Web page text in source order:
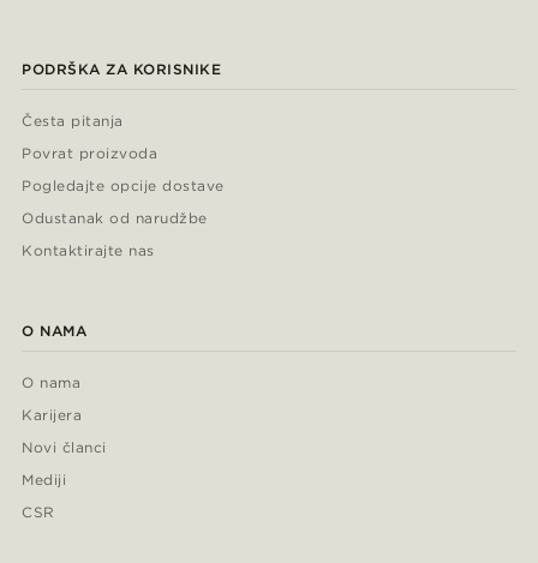
PODRŠKA ZA KORISNIKE
Česta pitanja
Povrat proizvoda
Pogledajte opcije dostave
Odustanak od narudžbe
Kontaktirajte nas
O NAMA
O nama
Karijera
Novi članci
Mediji
CSR